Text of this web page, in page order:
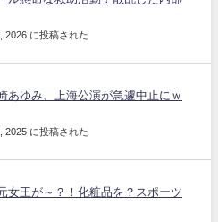
2026 に投稿された
あゆみ、上海公演が急遽中止にｗ
2025 に投稿された
女王が～？！化粧品を？スポーツ